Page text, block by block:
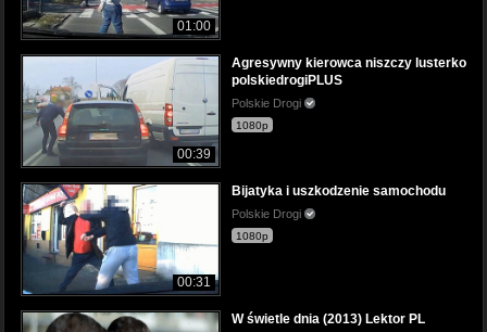
01:00
00:39
Agresywny kierowca niszczy lusterko
polskiedrogiPLUS
Polskie Drogi
1080p
00:31
Bijatyka i uszkodzenie samochodu
Polskie Drogi
1080p
W świetle dnia (2013) Lektor PL